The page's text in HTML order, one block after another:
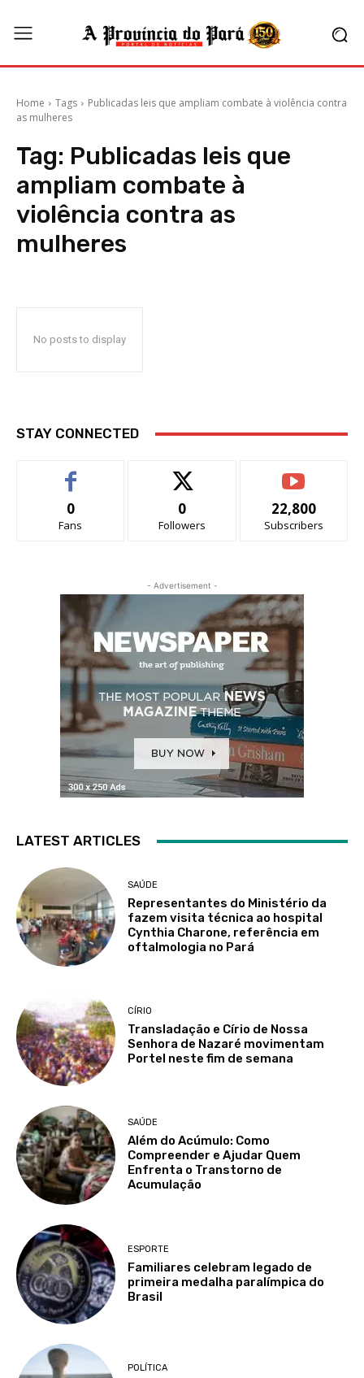
Home Tags
Publicadas leis que ampliam combate à violência contra
as mulheres
Tag: Publicadas leis que
ampliam combate à
violência contra as
mulheres
No posts to display
STAY CONNECTED
0
Fans
0
Followers
22,800
Subscribers
- Advertisement -
LATEST ARTICLES
SAÚDE
Representantes do Ministério da
fazem visita técnica ao hospital
Cynthia Charone, referência em
oftalmologia no Pará
CÍRIO
Transladação e Círio de Nossa
Senhora de Nazaré movimentam
Portel neste fim de semana
SAÚDE
Além do Acúmulo: Como
Compreender e Ajudar Quem
Enfrenta o Transtorno de
Acumulação
ESPORTE
Familiares celebram legado de
primeira medalha paralímpica do
Brasil
POLÍTICA